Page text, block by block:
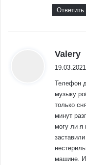
Ответить
Valery
Телефон
музыку
только
минут
могу ли я
машине.